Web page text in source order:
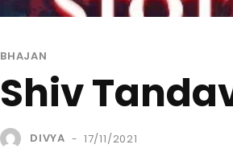
BHAJAN
Shiv
DIVYA - 17/11/2021